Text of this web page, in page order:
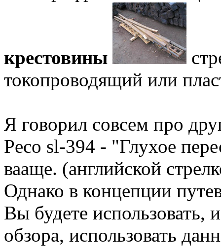
крестовины
токопроводящий или
Я говорил совсем про
Рeco sl-394 - "Глухое
вааще. (английской
Однако в концепции
Вы будете использовать,
обзора, использовать